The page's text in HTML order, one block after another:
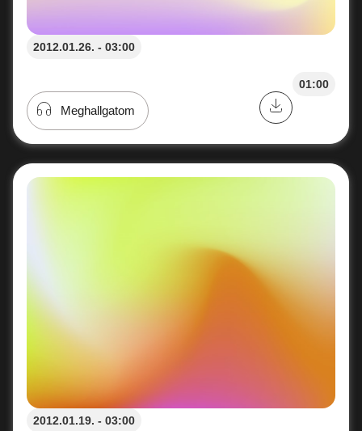
2012.01.26. - 03:00
01:00
Meghallgatom
2012.01.19. - 03:00